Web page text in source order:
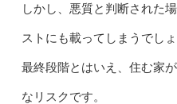
しかし、悪質と判断された
ストにも載ってしまうでしょ
最終段階とはいえ、住む家
なリスクです。